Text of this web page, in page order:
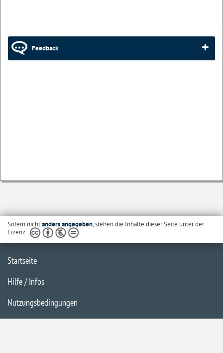
Feedback
Sofern nichtanders angegeben, stehen die Inhalte dieser Seite unter der
Lizenz
Startseite
Hilfe / Infos
Nutzungsbedingungen